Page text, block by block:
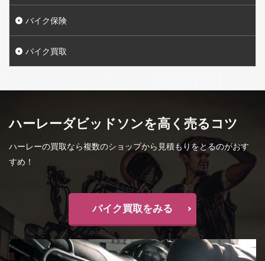
バイク保険
バイク買取
ハーレーダビッドソンを高く売るコツ
ハーレーの買取なら複数のショップから見積もりをとるのがおす
すめ！
バイク買取をみる